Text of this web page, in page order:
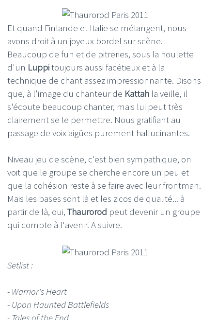
Et quand Finlande et Italie se mélangent, nous
avons droit à un joyeux bordel sur scène.
Beaucoup de fun et de pitreries, sous la houlette
d'un Luppitoujours aussi facétieux et à la
technique de chant assez impressionnante. Disons
que, à l'image du chanteur de Kattah la veille, il
s'écoute beaucoup chanter, mais lui peut très
clairement se le permettre. Nous gratifiant au
passage de voix aigües purement hallucinantes.
Niveau jeu de scène, c'est bien sympathique, on
voit que le groupe se cherche encore un peu et
que la cohésion reste à se faire avec leur frontman.
Mais les bases sont là et les zicos de qualité... à
partir de là, oui, Thaurorod peut devenir un groupe
qui compte à l'avenir. A suivre.
Setlist :
- Warrior's Heart
- Upon Haunted Battlefields
- Tales of the End